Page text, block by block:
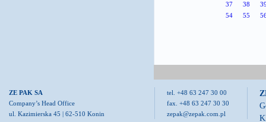
37
38
54
55
ZE PAK SA
Company’s Head Office
ul. Kazimierska 45 | 62-510 Konin
tel. +48 63 247 30 00
fax. +48 63 247 30 30
zepak@zepak.com.pl